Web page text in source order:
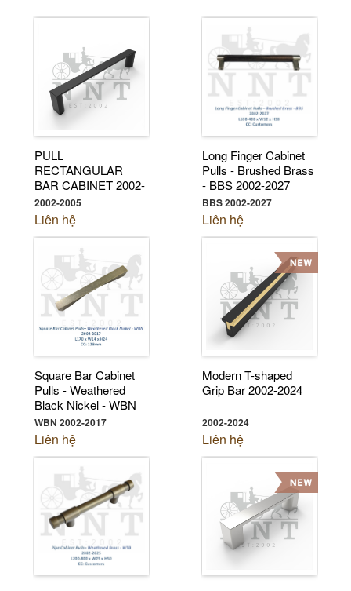
PULL
RECTANGULAR
BAR CABINET 2002-
2005
2002-2005
Liên hệ
Long Finger Cabinet
Pulls - Brushed Brass
- BBS 2002-2027
BBS 2002-2027
Liên hệ
Square Bar Cabinet
Pulls - Weathered
Black Nickel - WBN
2002-2017
WBN 2002-2017
Liên hệ
Modern T-shaped
Grip Bar 2002-2024
2002-2024
Liên hệ